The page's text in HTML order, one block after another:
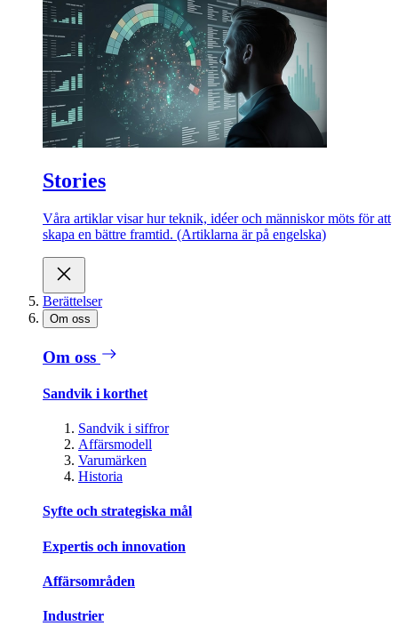
Stories
Våra artiklar visar hur teknik, idéer och människor möts för att
skapa en bättre framtid. (Artiklarna är på engelska)
Berättelser
Om oss
Om oss
Sandvik i korthet
Sandvik i siffror
Affärsmodell
Varumärken
Historia
Syfte och strategiska mål
Expertis och innovation
Affärsområden
Industrier